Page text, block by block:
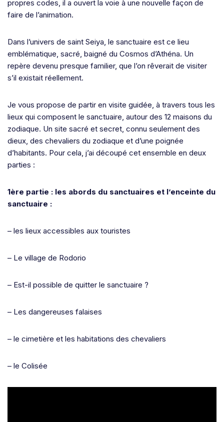
propres codes, il a ouvert la voie à une nouvelle façon de
faire de l’animation.
Dans l’univers de saint Seiya, le sanctuaire est ce lieu
emblématique, sacré, baigné du Cosmos d’Athéna. Un
repère devenu presque familier, que l’on rêverait de visiter
s’il existait réellement.
Je vous propose de partir en visite guidée, à travers tous les
lieux qui composent le sanctuaire, autour des 12 maisons du
zodiaque. Un site sacré et secret, connu seulement des
dieux, des chevaliers du zodiaque et d’une poignée
d’habitants. Pour cela, j’ai découpé cet ensemble en deux
parties :
1ère partie : les abords du sanctuaires et l’enceinte du
sanctuaire :
– les lieux accessibles aux touristes
– Le village de Rodorio
– Est-il possible de quitter le sanctuaire ?
– Les dangereuses falaises
– le cimetière et les habitations des chevaliers
– le Colisée